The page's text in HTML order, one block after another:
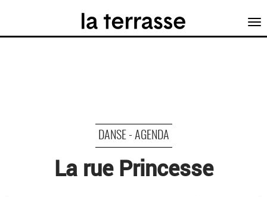
DANSE - AGENDA
La rue Princesse